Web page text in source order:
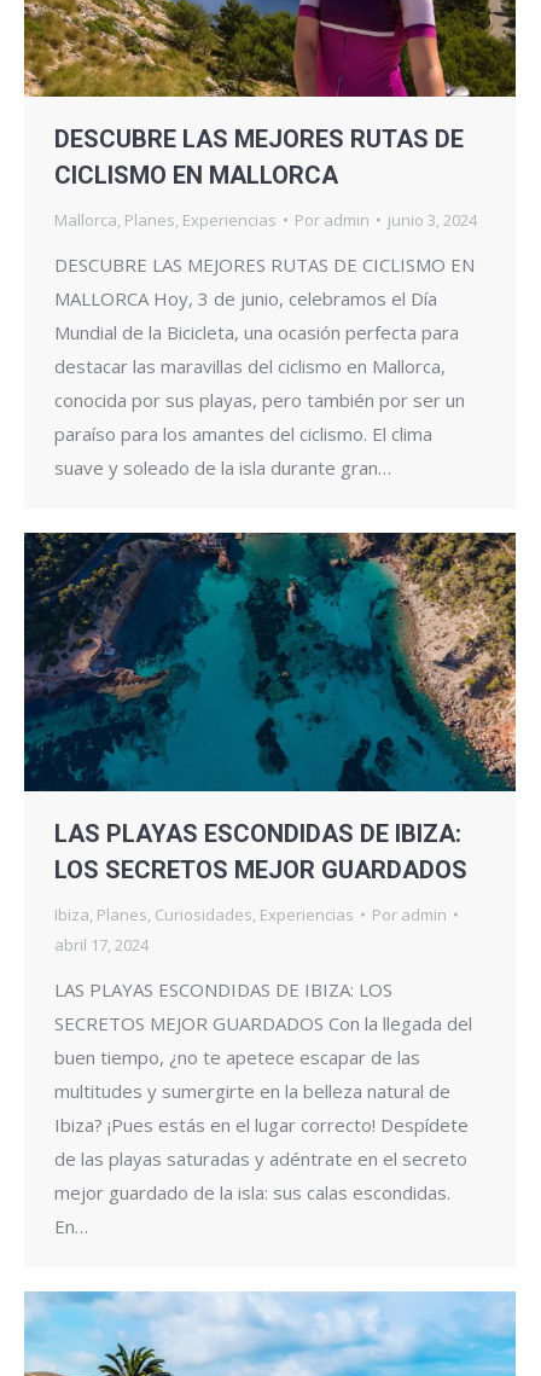
DESCUBRE LAS MEJORES RUTAS DE
CICLISMO EN MALLORCA
Mallorca Planes Experiencias Por admin junio 3, 2024
DESCUBRE LAS MEJORES RUTAS DE CICLISMO EN
MALLORCA Hoy, 3 de junio, celebramos el Día
Mundial de la Bicicleta, una ocasión perfecta para
destacar las maravillas del ciclismo en Mallorca,
conocida por sus playas, pero también por ser un
paraíso para los amantes del ciclismo. El clima
suave y soleado de la isla durante gran…
LAS PLAYAS ESCONDIDAS DE IBIZA:
LOS SECRETOS MEJOR GUARDADOS
Ibiza Planes Curiosidades Experiencias Por admin
abril 17, 2024
LAS PLAYAS ESCONDIDAS DE IBIZA: LOS
SECRETOS MEJOR GUARDADOS Con la llegada del
buen tiempo, ¿no te apetece escapar de las
multitudes y sumergirte en la belleza natural de
Ibiza? ¡Pues estás en el lugar correcto! Despídete
de las playas saturadas y adéntrate en el secreto
mejor guardado de la isla: sus calas escondidas.
En…